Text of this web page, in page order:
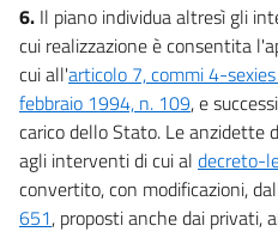
6. Il piano individua altresì gli
cui realizzazione è consentita
cui all'articolo 7, commi 4-
febbraio 1994, n. 109, e
carico dello Stato. Le anzidette
agli interventi di cui al decreto-
convertito, con modificazioni,
651, proposti anche dai privati,